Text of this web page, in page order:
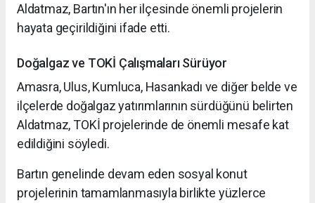
Aldatmaz, Bartın'ın her ilçesinde önemli projelerin
hayata geçirildiğini ifade etti.
Doğalgaz ve TOKİ Çalışmaları Sürüyor
Amasra, Ulus, Kumluca, Hasankadı ve diğer belde ve
ilçelerde doğalgaz yatırımlarının sürdüğünü belirten
Aldatmaz, TOKİ projelerinde de önemli mesafe kat
edildiğini söyledi.
Bartın genelinde devam eden sosyal konut
projelerinin tamamlanmasıyla birlikte yüzlerce